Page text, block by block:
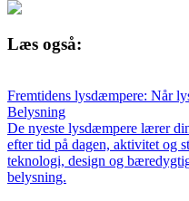
Læs også:
Fremtidens lysdæmpere: Når
Belysning
De nyeste lysdæmpere lærer
efter tid på dagen, aktivitet og
teknologi, design og
belysning.